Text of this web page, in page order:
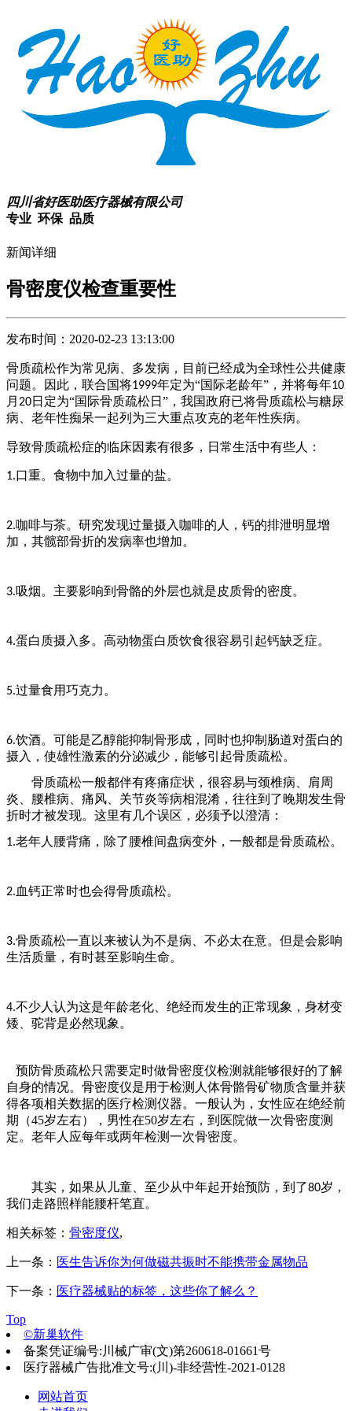
四川省好医助医疗器械有限公司
专业 环保 品质
新闻详细
骨密度仪检查重要性
发布时间：2020-02-23 13:13:00
骨质疏松作为常见病、多发病，目前已经成为全球性公共健康
问题。因此，联合国将1999年定为“国际老龄年”，并将每年10
月 20日定为“国际骨质疏松日”，我国政府已将骨质疏松与糖尿
病、老年性痴呆一起列为三大重点攻克的老年性疾病。
导致骨质疏松症的临床因素有很多，日常生活中有些人：
1.口重。食物中加入过量的盐。
2.咖啡与茶。研究发现过量摄入咖啡的人，钙的排泄明显增
加，其髋部骨折的发病率也增加。
3.吸烟。主要影响到骨骼的外层也就是皮质骨的密度。
4.蛋白质摄入多。高动物蛋白质饮食很容易引起钙缺乏症。
5.过量食用巧克力。
6.饮酒。可能是乙醇能抑制骨形成，同时也抑制肠道对蛋白的
摄入，使雄性激素的分泌减少，能够引起骨质疏松。
骨质疏松一般都伴有疼痛症状，很容易与颈椎病、肩周
炎、腰椎病、痛风、关节炎等病相混淆，往往到了晚期发生骨
折时才被发现。这里有几个误区，必须予以澄清：
1.老年人腰背痛，除了腰椎间盘病变外，一般都是骨质疏松。
2.血钙正常时也会得骨质疏松。
3.骨质疏松一直以来被认为不是病、不必太在意。但是会影响
生活质量，有时甚至影响生命。
4.不少人认为这是年龄老化、绝经而发生的正常现象，身材变
矮、驼背是必然现象。
预防骨质疏松只需要定时做骨密度仪检测就能够很好的了解
自身的情况。骨密度仪是用于检测人体骨骼骨矿物质含量并获
得各项相关数据的医疗检测仪器。一般认为，女性应在绝经前
期（45岁左右），男性在50岁左右，到医院做一次骨密度测
定。老年人应每年或两年检测一次骨密度。
其实，如果从儿童、至少从中年起开始预防，到了80岁，
我们走路照样能腰杆笔直。
相关标签： 骨密度仪,
上一条： 医生告诉你为何做磁共振时不能携带金属物品
下一条： 医疗器械贴的标签，这些你了解么？
Top
©新巢软件
备案凭证编号:川械广审(文)第260618-01661号
医疗器械广告批准文号:(川)-非经营性-2021-0128
网站首页